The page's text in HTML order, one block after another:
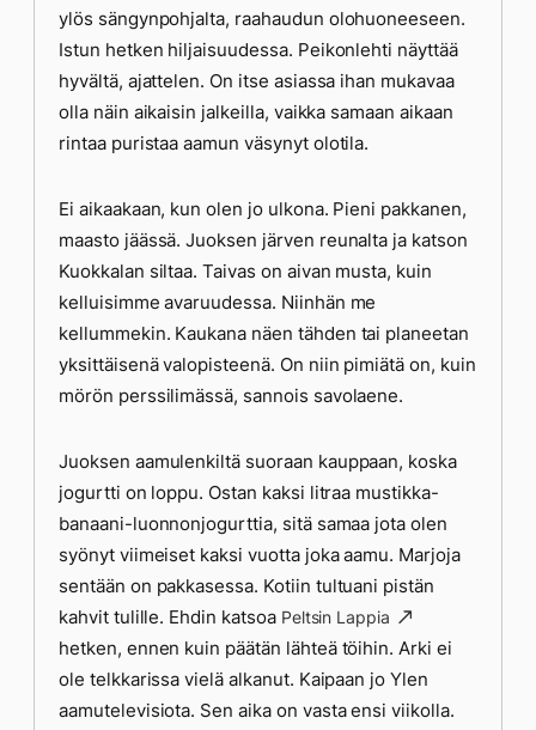
ylös sängynpohjalta, raahaudun olohuoneeseen.
Istun hetken hiljaisuudessa. Peikonlehti näyttää
hyvältä, ajattelen. On itse asiassa ihan mukavaa
olla näin aikaisin jalkeilla, vaikka samaan aikaan
rintaa puristaa aamun väsynyt olotila.
Ei aikaakaan, kun olen jo ulkona. Pieni pakkanen,
maasto jäässä. Juoksen järven reunalta ja katson
Kuokkalan siltaa. Taivas on aivan musta, kuin
kelluisimme avaruudessa. Niinhän me
kellummekin. Kaukana näen tähden tai planeetan
yksittäisenä valopisteenä. On niin pimiätä on, kuin
mörön perssilimässä, sannois savolaene.
Juoksen aamulenkiltä suoraan kauppaan, koska
jogurtti on loppu. Ostan kaksi litraa mustikka-
banaani-luonnonjogurttia, sitä samaa jota olen
syönyt viimeiset kaksi vuotta joka aamu. Marjoja
sentään on pakkasessa. Kotiin tultuani pistän
kahvit tulille. Ehdin katsoa Peltsin Lappia
hetken, ennen kuin päätän lähteä töihin. Arki ei
ole telkkarissa vielä alkanut. Kaipaan jo Ylen
aamutelevisiota. Sen aika on vasta ensi viikolla.